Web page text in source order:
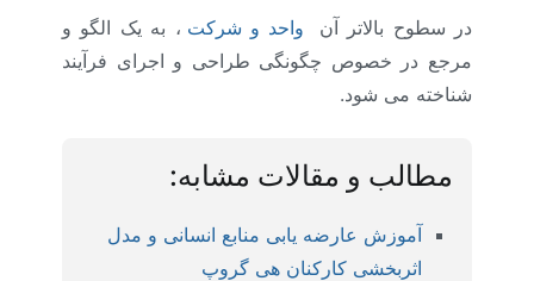
در سطوح بالاتر آن واحد و شرکت ، به یک الگو و
مرجع در خصوص چگونگی طراحی و اجرای فرآیند
شناخته می شود.
مطالب و مقالات مشابه:
آموزش عارضه یابی منابع انسانی و مدل
اثربخشی کارکنان هی گروپ